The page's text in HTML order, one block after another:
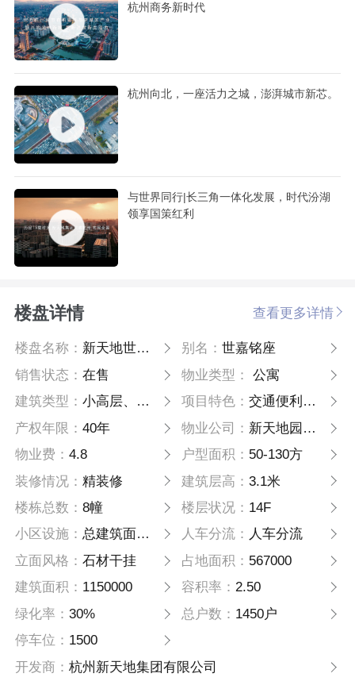
杭州商务新时代
杭州向北，一座活力之城，澎湃城市新芯。
与世界同行|长三角一体化发展，时代汾湖
领享国策红利
楼盘详情 查看更多详情
楼盘名称： 新天地世嘉铭座 别名： 世嘉铭座
销售状态：在售 物业类型：
公寓
建筑类型：小高层、高层、塔楼 项目特色： 交通便利、是投资的不二选择
产权年限：40年 物业公司： 新天地园服物业
物业费：4.8 户型面积： 50-130方
装修情况：精装修 建筑层高： 3.1米
楼栋总数：8幢 楼层状况： 14F
小区设施：总建筑面积180万方，购物中心、企业总 部、写字楼、跨贸小镇等配套 人车分流： 人车分流
立面风格：石材干挂 占地面积： 567000
建筑面积： 1150000 容积率： 2.50
绿化率：30% 总户数： 1450户
停车位： 1500
开发商：杭州新天地集团有限公司